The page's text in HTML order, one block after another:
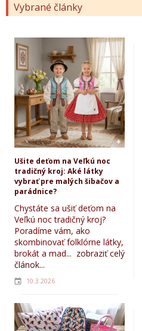
Vybrané články
Ušite deťom na Veľkú noc
tradičný kroj: Aké látky
vybrať pre malých šibačov a
parádnice?
Chystáte sa ušiť deťom na
Veľkú noc tradičný kroj?
Poradíme vám, ako
skombinovať folklórne látky,
brokát a mad... zobraziť celý
článok...
10.3.2026